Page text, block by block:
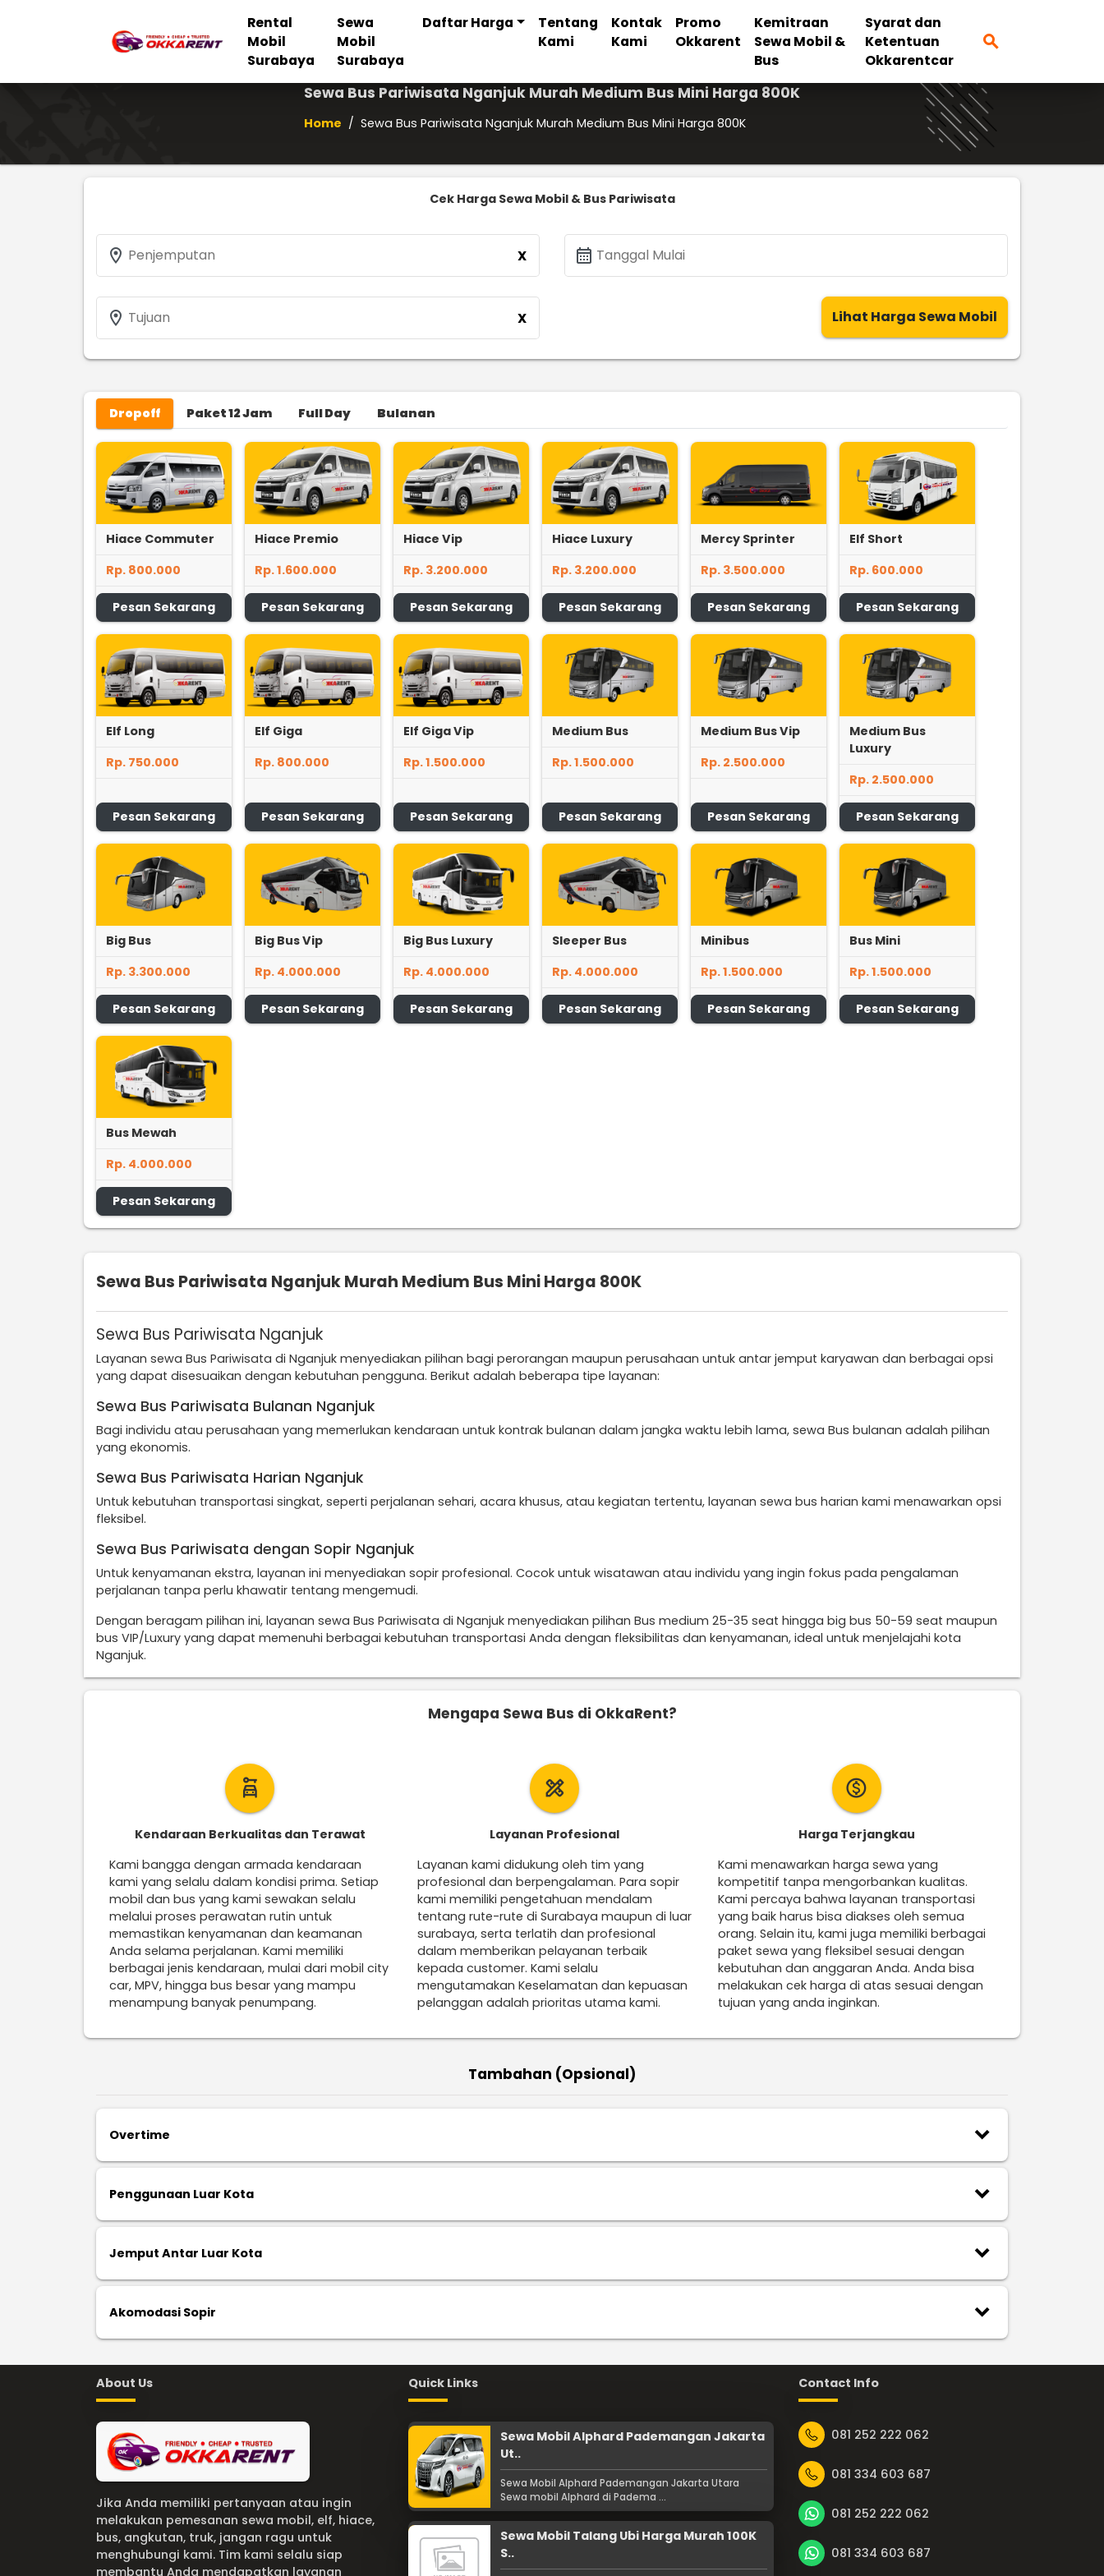
Rental
Mobil
Surabaya
Sewa
Mobil
Surabaya
Daftar Harga
Tentang
Kami
Kontak
Kami
Promo
Okkarent
Kemitraan
Sewa Mobil &
Bus
Syarat dan
Ketentuan
Okkarentcar
search
Sewa Bus Pariwisata Nganjuk Murah Medium Bus Mini Harga 800K
Home / Sewa Bus Pariwisata Nganjuk Murah Medium Bus Mini Harga 800K
Cek Harga Sewa Mobil & Bus Pariwisata
location_on Penjemputan X
location_on Tujuan X
calendar_month Tanggal Mulai
Lihat Harga Sewa Mobil
Dropoff Paket 12 Jam Full Day Bulanan
Hiace Commuter
Rp. 800.000
Pesan Sekarang
Hiace Premio
Rp. 1.600.000
Pesan Sekarang
Hiace Vip
Rp. 3.200.000
Pesan Sekarang
Hiace Luxury
Rp. 3.200.000
Pesan Sekarang
Mercy Sprinter
Rp. 3.500.000
Pesan Sekarang
Elf Short
Rp. 600.000
Pesan Sekarang
Elf Long
Rp. 750.000
Pesan Sekarang
Elf Giga
Rp. 800.000
Pesan Sekarang
Elf Giga Vip
Rp. 1.500.000
Pesan Sekarang
Medium Bus
Rp. 1.500.000
Pesan Sekarang
Medium Bus Vip
Rp. 2.500.000
Pesan Sekarang
Medium Bus
Luxury
Rp. 2.500.000
Pesan Sekarang
Big Bus
Rp. 3.300.000
Pesan Sekarang
Big Bus Vip
Rp. 4.000.000
Pesan Sekarang
Big Bus Luxury
Rp. 4.000.000
Pesan Sekarang
Sleeper Bus
Rp. 4.000.000
Pesan Sekarang
Minibus
Rp. 1.500.000
Pesan Sekarang
Bus Mini
Rp. 1.500.000
Pesan Sekarang
Bus Mewah
Rp. 4.000.000
Pesan Sekarang
Sewa Bus Pariwisata Nganjuk Murah Medium Bus Mini Harga 800K
Sewa Bus Pariwisata Nganjuk
Layanan sewa Bus Pariwisata di Nganjuk menyediakan pilihan bagi perorangan maupun perusahaan untuk antar jemput karyawan dan berbagai opsi
yang dapat disesuaikan dengan kebutuhan pengguna. Berikut adalah beberapa tipe layanan:
Sewa Bus Pariwisata Bulanan Nganjuk
Bagi individu atau perusahaan yang memerlukan kendaraan untuk kontrak bulanan dalam jangka waktu lebih lama, sewa Bus bulanan adalah pilihan
yang ekonomis.
Sewa Bus Pariwisata Harian Nganjuk
Untuk kebutuhan transportasi singkat, seperti perjalanan sehari, acara khusus, atau kegiatan tertentu, layanan sewa bus harian kami menawarkan opsi
fleksibel.
Sewa Bus Pariwisata dengan Sopir Nganjuk
Untuk kenyamanan ekstra, layanan ini menyediakan sopir profesional. Cocok untuk wisatawan atau individu yang ingin fokus pada pengalaman
perjalanan tanpa perlu khawatir tentang mengemudi.
Dengan beragam pilihan ini, layanan sewa Bus Pariwisata di Nganjuk menyediakan pilihan Bus medium 25-35 seat hingga big bus 50-59 seat maupun
bus VIP/Luxury yang dapat memenuhi berbagai kebutuhan transportasi Anda dengan fleksibilitas dan kenyamanan, ideal untuk menjelajahi kota
Nganjuk.
Mengapa Sewa Bus di OkkaRent?
car_rental
Kendaraan Berkualitas dan Terawat
Kami bangga dengan armada kendaraan
kami yang selalu dalam kondisi prima. Setiap
mobil dan bus yang kami sewakan selalu
melalui proses perawatan rutin untuk
memastikan kenyamanan dan keamanan
Anda selama perjalanan. Kami memiliki
berbagai jenis kendaraan, mulai dari mobil city
car, MPV, hingga bus besar yang mampu
menampung banyak penumpang.
design_services
Layanan Profesional
Layanan kami didukung oleh tim yang
profesional dan berpengalaman. Para sopir
kami memiliki pengetahuan mendalam
tentang rute-rute di Surabaya maupun di luar
surabaya, serta terlatih dan profesional
dalam memberikan pelayanan terbaik
kepada customer. Kami selalu
mengutamakan Keselamatan dan kepuasan
pelanggan adalah prioritas utama kami.
monetization_on
Harga Terjangkau
Kami menawarkan harga sewa yang
kompetitif tanpa mengorbankan kualitas.
Kami percaya bahwa layanan transportasi
yang baik harus bisa diakses oleh semua
orang. Selain itu, kami juga memiliki berbagai
paket sewa yang fleksibel sesuai dengan
kebutuhan dan anggaran Anda. Anda bisa
melakukan cek harga di atas sesuai dengan
tujuan yang anda inginkan.
Tambahan (Opsional)
Overtime keyboard_arrow_down
Penggunaan Luar Kota keyboard_arrow_down
Jemput Antar Luar Kota keyboard_arrow_down
Akomodasi Sopir keyboard_arrow_down
About Us
Jika Anda memiliki pertanyaan atau ingin
melakukan pemesanan sewa mobil, elf, hiace,
bus, angkutan, truk, jangan ragu untuk
menghubungi kami. Tim kami selalu siap
membantu Anda mendapatkan layanan
Quick Links
Sewa Mobil Alphard Pademangan Jakarta
Ut..
Sewa Mobil Alphard Pademangan Jakarta Utara
Sewa mobil Alphard di Padema ...
Sewa Mobil Talang Ubi Harga Murah 100K
S..
Contact Info
081 252 222 062
081 334 603 687
081 252 222 062
081 334 603 687